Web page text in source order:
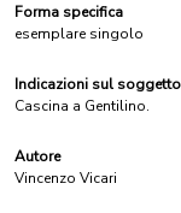
Forma specifica
esemplare singolo
Indicazioni sul soggetto
Cascina a Gentilino.
Autore
Vincenzo Vicari